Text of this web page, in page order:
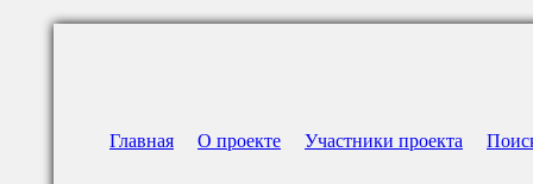
Главная О проекте Участники проекта